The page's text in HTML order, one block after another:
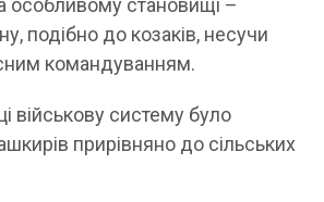
особливому становищі –
подібно до козаків, несучи
командуванням.
військову систему було
прирівняно до сільських